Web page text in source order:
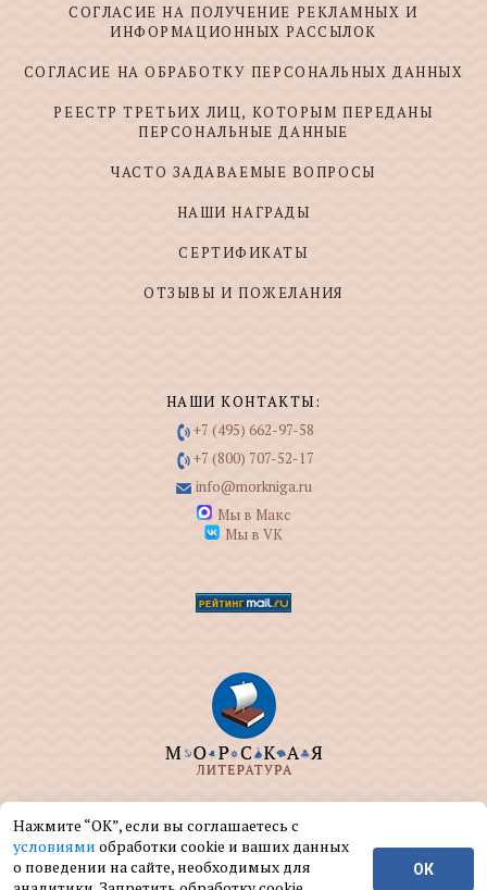
СОГЛАСИЕ НА ПОЛУЧЕНИЕ РЕКЛАМНЫХ И
ИНФОРМАЦИОННЫХ РАССЫЛОК
СОГЛАСИЕ НА ОБРАБОТКУ ПЕРСОНАЛЬНЫХ ДАННЫХ
РЕЕСТР ТРЕТЬИХ ЛИЦ, КОТОРЫМ ПЕРЕДАНЫ
ПЕРСОНАЛЬНЫЕ ДАННЫЕ
ЧАСТО ЗАДАВАЕМЫЕ ВОПРОСЫ
НАШИ НАГРАДЫ
СЕРТИФИКАТЫ
ОТЗЫВЫ И ПОЖЕЛАНИЯ
НАШИ КОНТАКТЫ:
+7 (495) 662-97-58
+7 (800) 707-52-17
info@morkniga.ru
Мы в Макс
Мы в VK
ООО "МОРКНИГА" занимается изданием и
реализацией книг на морскую тематику.
© ООО "МОРКНИГА", 2004 — 2026 г.
Нажмите “ОК”, если вы соглашаетесь с
условиями обработки cookie и ваших данных
о поведении на сайте, необходимых для
ОК